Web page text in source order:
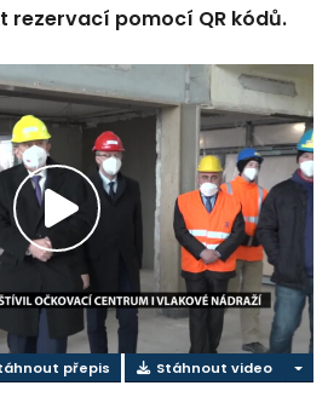
rezervací pomocí QR kódů.
Přehrát
video
přepis Stáhnout video